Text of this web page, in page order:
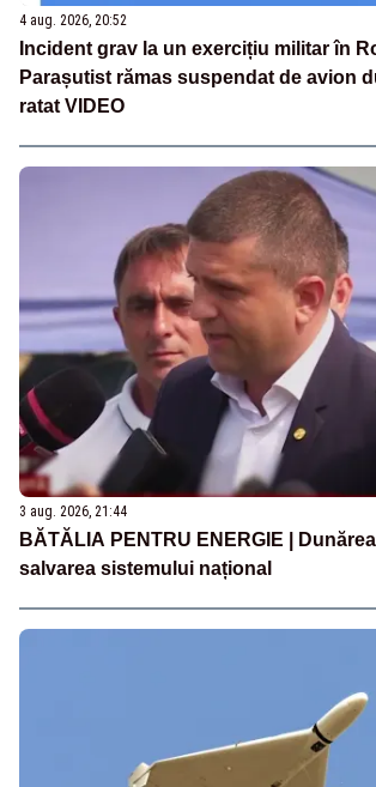
4 aug. 2026, 20:52
Incident grav la un exercițiu militar în
Parașutist rămas suspendat de avion
ratat VIDEO
3 aug. 2026, 21:44
BĂTĂLIA PENTRU ENERGIE |
salvarea sistemului național